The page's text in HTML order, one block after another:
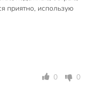
приятно, использую
0 0